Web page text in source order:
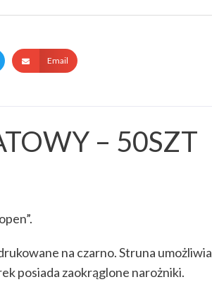
Email
– 50SZT
na czarno. Struna umożliwia
posiada zaokrąglone narożniki.